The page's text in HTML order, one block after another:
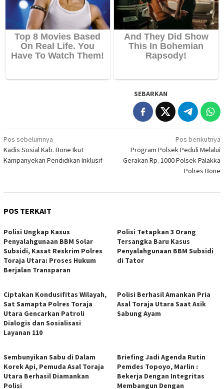
SEBARKAN
Navigasi
pos
Pos sebelumnya
Kadis Sosial Kab. Bone Ikut
Kampanyekan Pendidikan Inklusif
Pos berikutnya
Program Polsek Peduli Melalui
Gerakan Rp. 1000 Polsek Palakka
Polres Bone
POS TERKAIT
Polisi Ungkap Kasus
Penyalahgunaan BBM Solar
Subsidi, Kasat Reskrim Polres
Toraja Utara: Proses Hukum
Berjalan Transparan
Polisi Tetapkan 3 Orang
Tersangka Baru Kasus
Penyalahgunaan BBM Subsidi
di Tator
Ciptakan Kondusifitas Wilayah,
Sat Samapta Polres Toraja
Utara Gencarkan Patroli
Dialogis dan Sosialisasi
Layanan 110
Polisi Berhasil Amankan Pria
Asal Toraja Utara Saat Asik
Sabung Ayam
Sembunyikan Sabu di Dalam
Korek Api, Pemuda Asal Toraja
Utara Berhasil Diamankan
Polisi
Briefing Jadi Agenda Rutin
Pemdes Topoyo, Marlin :
Bekerja Dengan Integritas
Membangun Dengan